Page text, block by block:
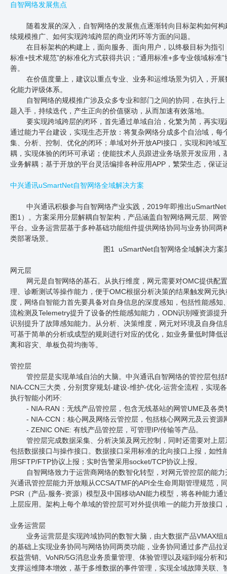
自智网络发展焦点
随着发展的深入，自智网络的发展焦点逐渐转向目标架构如何
续规模推广、如何实现跨域跨层的商业闭环等方面的问题。
在目标架构的构建上，面向服务、面向用户，以终极目标为指
标准+技术规范”的标准化方式获得共识；“通用标准+多专业领域标准
善。
在价值度量上，建议以重点专业、业务和运维场景为切入，开
化能力评级体系。
自智网络的规模推广涉及众多专业和部门之间的协同，在执行
题入手，持续迭代，产生正向的价值驱动，从而加速有效落地。
要实现跨域跨层的闭环，首先通过单域自治，化繁为简，再实
通过能力平台建设，实现生态开放：将复杂网络分成多个自治域，每
集、分析、控制、优化的闭环；单域对外开放API接口，实现和跨域
耦，实现体验的闭环可承诺；使能技术人员跟进业务场景开发应用，
业务解耦；基于开放的平台灵活编排各种应用APP，繁荣生态，保证
中兴通讯uSmartNet自智网络全域解决方案
中兴通讯积极参与自智网络产业实践，2019年即推出
图1）。方案采用分层解耦自智架构，产品涵盖自智网络网元层、网
平台。业务运营层基于多种基础功能组件提供网络协同与业务协同两
类部署场景。
图1 uSmartNet自智网络全域解决方案
网元层
网元是自智网络的基石。从执行维度，网元需要对OMC提供配
理、诊断测试等操作能力，便于OMC根据分析决策的结果触发网元
度，网络自智能力首先要具备对自身信息的深度感知，包括性能感知
流检测及Telemetry提升了设备的性能感知能力，ODN识别哑资源提
识别提升了故障感知能力。从分析、决策维度，网元对环境及自身信
可基于简单的分析或成型的规则进行对应的优化，如业务量低时降低
离和容灾、单板负荷均衡等。
管控层
管控层是实现单域自治的大脑。中兴通讯自智网络的管控层包
NIA-CCN三大类，分别贯穿规划-建设-维护-优化-运营全流程，实现
执行智能小闭环:
- NIA-RAN：无线产品管控层，包含无线基站的网管UME及各类
- NIA-CCN：核心网及网络云管控层，包括核心网网元及云资源
- ZENIC ONE: 有线产品管控层，可管理IP/传输等产品。
管控层完成数据采集、分析决策及网元控制，同时还需要对上
包括数据接口与操作接口。数据接口采用标准的北向接口上报，如性
用SFTP/FTP协议上报；实时告警采用socket/TCP协议上报。
自智网络致力于运营商网络的数智化转型，对网元管控层的能
兴通讯管控层能力开放顺从CCSA/TMF的API全生命周期管理规范，
PSR（产品-服务-资源）模型及中国移动AN能力模型，将各种能力
上层应用。架构上每个单域的管控层可对外提供唯一的能力开放接口
业务运营层
业务运营层是实现跨域协同的数智大脑，由大数据产品VMAX
的基础上实现业务协同与网络协同两类功能，业务协同通过多产品拉
权益营销、VoNR/5G消息业务质量管理、体验管理以及端到端分析
支撑运维降本增效，基于多维数据的事件管理，实现全域故障关联、